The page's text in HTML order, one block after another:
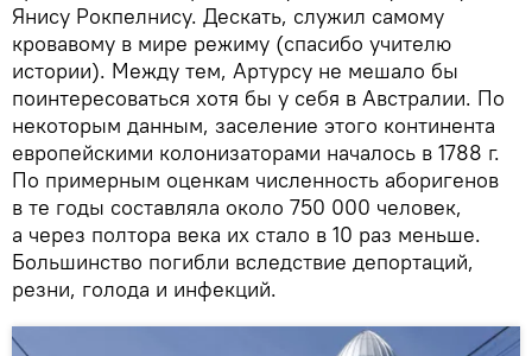
Янису Рокпелнису. Дескать, служил самому
кровавому в мире режиму (спасибо учителю
истории). Между тем, Артурсу не мешало бы
поинтересоваться хотя бы у себя в Австралии. По
некоторым данным, заселение этого континента
европейскими колонизаторами началось в 1788 г.
По примерным оценкам численность aборигенов
в те годы составляла около 750 000 человек,
а через полтора века их стало в 10 раз меньше.
Большинство погибли вследствие депортаций,
резни, голода и инфекций.